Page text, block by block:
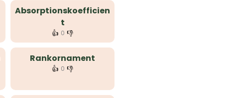
Absorptionskoefficien
t
👍 0 👎
Rankornament
👍 0 👎